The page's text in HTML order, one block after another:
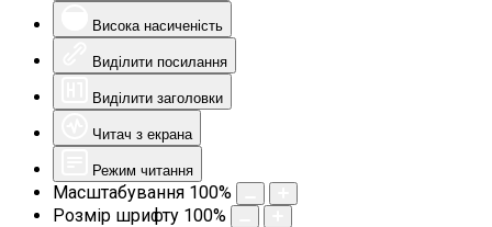
Висока насиченість
Виділити посилання
Виділити заголовки
Читач з екрана
Режим читання
Масштабування 100%
Розмір шрифту 100%